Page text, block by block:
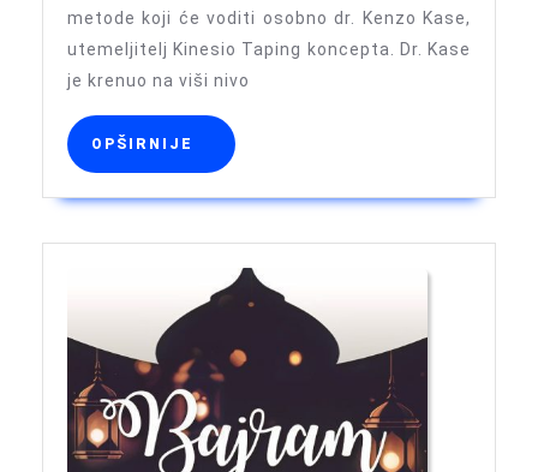
metode koji će voditi osobno dr. Kenzo Kase,
utemeljitelj Kinesio Taping koncepta. Dr. Kase
je krenuo na viši nivo
OPŠIRNIJE OPŠIRNIJE